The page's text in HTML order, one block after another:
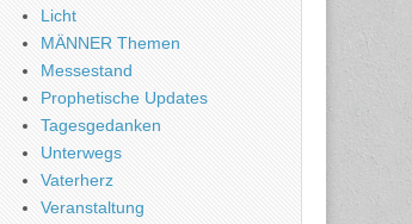
Licht
MÄNNER Themen
Messestand
Prophetische Updates
Tagesgedanken
Unterwegs
Vaterherz
Veranstaltung